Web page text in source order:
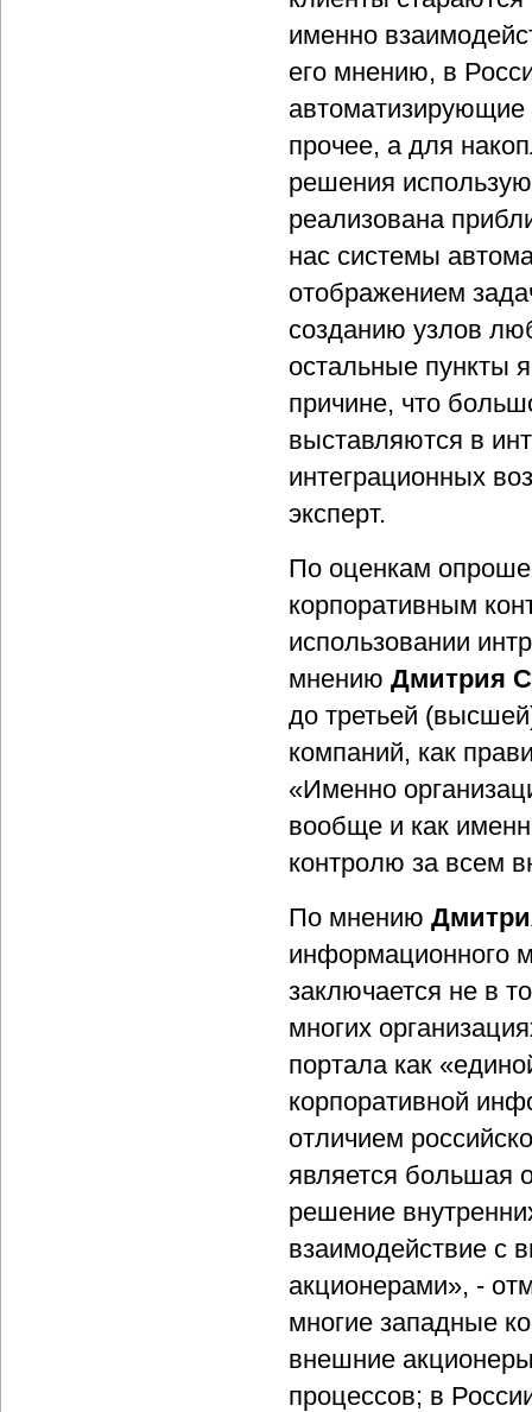
именно
его мнению, в
прочее, а для
решения
реализована
нас системы
отображением
созданию узлов
остальные пункты
причине, что
выставляются в
интеграционных
эксперт.
По оценкам
корпоративным
использовании
мнению Дмитрия
до третьей
компаний, как
«Именно
вообще и как
контролю за всем
По мнению
информационного
заключается не в
многих
портала как
корпоративной
отличием
является большая
решение
взаимодействие с
акционерами», -
многие западные
внешние
процессов; в